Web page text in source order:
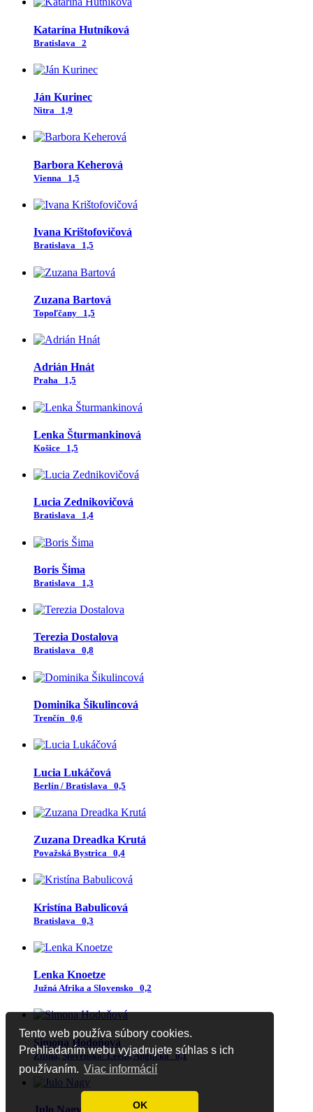
Tento web používa súbory cookies.
Prehliadaním webu vyjadrujete súhlas s ich
používaním. Viac informácií
OK
Katarína Hutníková
Bratislava 2
Ján Kurinec
Nitra 1,9
Barbora Keherová
Vienna 1,5
Ivana Krištofovičová
Bratislava 1,5
Zuzana Bartová
Topoľčany 1,5
Adrián Hnát
Praha 1,5
Lenka Šturmankinová
Košice 1,5
Lucia Zednikovičová
Bratislava 1,4
Boris Šima
Bratislava 1,3
Terezia Dostalova
Bratislava 0,8
Dominika Šikulincová
Trenčín 0,6
Lucia Lukáčová
Berlín / Bratislava 0,5
Zuzana Dreadka Krutá
Považská Bystrica 0,4
Kristína Babulicová
Bratislava 0,3
Lenka Knoetze
Južná Afrika a Slovensko 0,2
Simona Hodoňová
Žilina, Slovensko/ Leeds, Anglicko 0,1